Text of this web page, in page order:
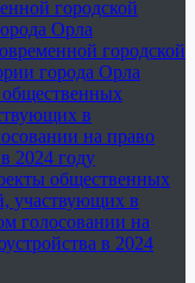
городской
Орла
городской
города Орла
в
на право
2024 году
общественных
участвующих в
голосовании на
в 2024